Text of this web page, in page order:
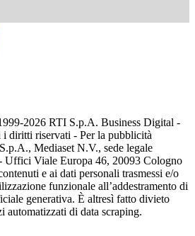
2026 RTI S.p.A. Business Digital -
diritti riservati - Per la pubblicità
Mediaset N.V., sede legale
Uffici Viale Europa 46, 20093 Cologno
e ai dati personali trasmessi e/o
funzionale all’addestramento di
generativa. È altresì fatto divieto
automatizzati di data scraping.